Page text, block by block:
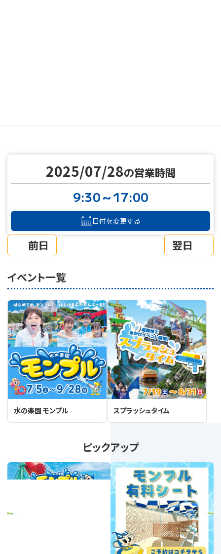
前日
2025/07/28の営業時間
9:30～17:00
日付を変更する
翌日
イベント一覧
水の楽園 モンプル スプラッシュタイム
ピックアップ
Next